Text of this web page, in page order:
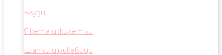
Блузи
Якета и жилетки
Шапки и ръкавици